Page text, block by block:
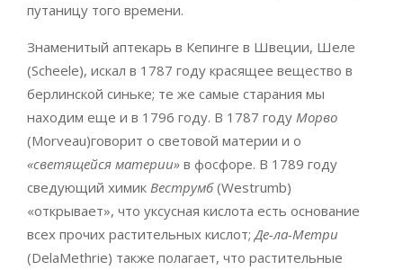
путаницу того времени.
Знаменитый аптекарь в Кепинге в Швеции, Шеле
(Scheele), искал в 1787 году красящее вещество в
берлинской синьке; те же самые старания мы
находим еще и в 1796 году. В 1787 году Морво
(Morveau)говорит о световой материи и о
«светящейся материи» в фосфоре. В 1789 году
сведующий химик Веструмб(Westrumb)
«открывает», что уксусная кислота есть основание
всех прочих растительных кислот;Де-ла-Метри
(DelaMethrie) также полагает, что растительные